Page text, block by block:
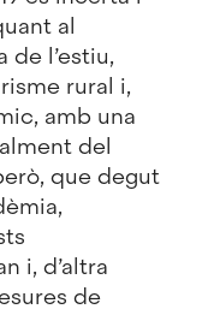
al
l’estiu,
rural i,
amb una
del
que degut
i, d’altra
de